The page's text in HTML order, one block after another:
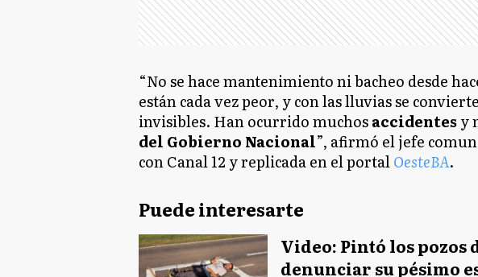
“No se hace mantenimiento ni bacheo desde
están cada vez peor, y con las lluvias se
invisibles. Han ocurrido muchosaccidentesy
del Gobierno Nacional”, afirmó el jefe
con Canal 12 y replicada en el portalOesteBA.
Puede interesarte
Video: Pintó los pozos
denunciar su pésimo